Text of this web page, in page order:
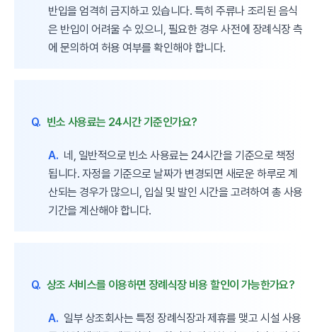
반입을 엄격히 금지하고 있습니다. 특히 주류나 조리된 음식
은 반입이 어려울 수 있으니, 필요한 경우 사전에 장례식장 측
에 문의하여 허용 여부를 확인해야 합니다.
Q. 빈소 사용료는 24시간 기준인가요?
A. 네, 일반적으로 빈소 사용료는 24시간을 기준으로 책정
됩니다. 자정을 기준으로 날짜가 변경되면 새로운 하루로 계
산되는 경우가 많으니, 입실 및 발인 시간을 고려하여 총 사용
기간을 계산해야 합니다.
Q. 상조 서비스를 이용하면 장례식장 비용 할인이 가능한가요?
A. 일부 상조회사는 특정 장례식장과 제휴를 맺고 시설 사용